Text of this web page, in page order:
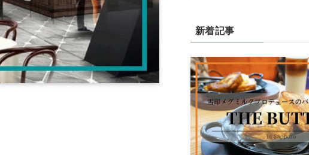
新着記事